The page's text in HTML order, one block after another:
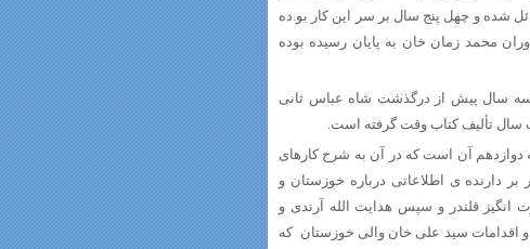
شده و چهل پنج سال بر سر این کار بو.ده
محمد زمان خان به پایان رسیده بوده
بیگلر بیگى کهگیلویه 1074 هجری قمری،سه سال پیش از درگذشت شاه عباس ثانى
دوازدهم آن است که در آن به شرح کارهاى
بر دارنده ی اطلاعاتى درباره خوزستان و
قلندر و سپس هدایت الله آرندى و
و اقدامات سید على خان والى خوزستان که